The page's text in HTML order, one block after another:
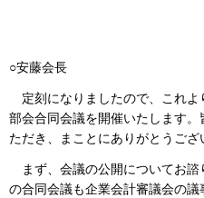
○安藤会長
定刻になりましたので、これ
部会合同会議を開催いたします
ただき、まことにありがとうござ
まず、会議の公開についてお
の合同会議も企業会計審議会の